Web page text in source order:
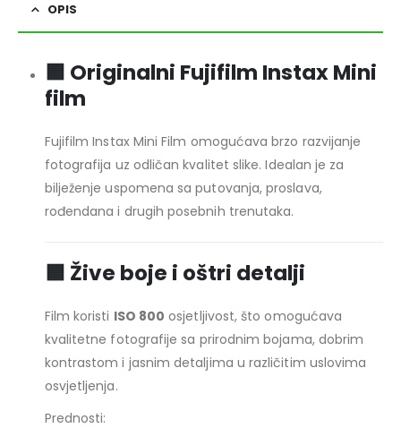
OPIS
🟦 Originalni Fujifilm Instax Mini
film
Fujifilm Instax Mini Film omogućava brzo razvijanje
fotografija uz odličan kvalitet slike. Idealan je za
bilježenje uspomena sa putovanja, proslava,
rođendana i drugih posebnih trenutaka.
🟦 Žive boje i oštri detalji
Film koristi ISO 800 osjetljivost, što omogućava
kvalitetne fotografije sa prirodnim bojama, dobrim
kontrastom i jasnim detaljima u različitim uslovima
osvjetljenja.
Prednosti: